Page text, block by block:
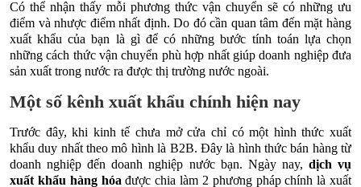
Có thể nhận thấy mỗi phương thức vận chuyển sẽ có những ưu
điểm và nhược điểm nhất định. Do đó cần quan tâm đến mặt hàng
xuất khẩu của bạn là gì để có những bước tính toán lựa chọn
những cách thức vận chuyển phù hợp nhất giúp doanh nghiệp đưa
sản xuất trong nước ra được thị trường nước ngoài.
Một số kênh xuất khẩu chính hiện nay
Trước đây, khi kinh tế chưa mở cửa chỉ có một hình thức xuất
khẩu duy nhất theo mô hình là B2B. Đây là hình thức bán hàng từ
doanh nghiệp đến doanh nghiệp nước bạn. Ngày nay, dịch vụ
xuất khẩu hàng hóa được chia làm 2 phương pháp chính là xuất